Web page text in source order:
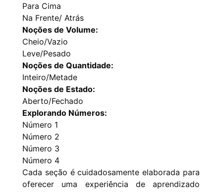
Para Cima
Na Frente/ Atrás
Noções de Volume:
Cheio/Vazio
Leve/Pesado
Noções de Quantidade:
Inteiro/Metade
Noções de Estado:
Aberto/Fechado
Explorando Números:
Número 1
Número 2
Número 3
Número 4
Cada seção é cuidadosamente elaborada para
oferecer uma experiência de aprendizado